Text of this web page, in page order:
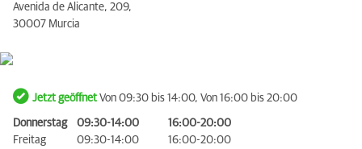
Avenida de Alicante, 209,
30007 Murcia
Jetzt geöffnet Von 09:30 bis 14:00, Von 16:00 bis 20:00
Donnerstag 09:30-14:00
16:00-20:00
Freitag
09:30-14:00
16:00-20:00